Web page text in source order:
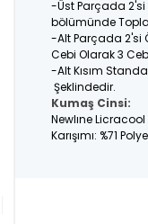
-Üst Parçada 2'si
bölümünde
-Alt Parçada 2'si
Cebi Olarak 3
-Alt Kısım
Şeklindedir.
Kumaş Cinsi:
Newlıne
Karışımı: %71